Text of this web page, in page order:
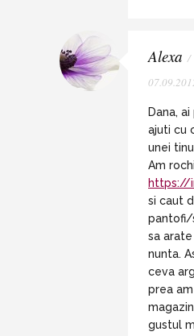
Alexa /
Dana,
ajuti cu
unei
Am
https://
si caut
pantofi/
sa
nunta.
ceva
prea
gustul